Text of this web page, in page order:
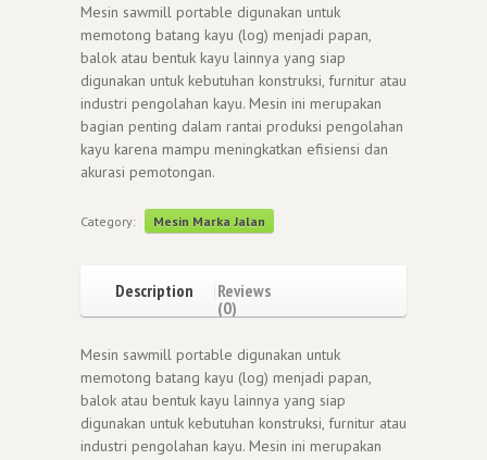
Mesin sawmill portable digunakan untuk
memotong batang kayu (log) menjadi papan,
balok atau bentuk kayu lainnya yang siap
digunakan untuk kebutuhan konstruksi, furnitur atau
industri pengolahan kayu. Mesin ini merupakan
bagian penting dalam rantai produksi pengolahan
kayu karena mampu meningkatkan efisiensi dan
akurasi pemotongan.
Category: Mesin Marka Jalan
Description
Reviews
(0)
Mesin sawmill portable digunakan untuk
memotong batang kayu (log) menjadi papan,
balok atau bentuk kayu lainnya yang siap
digunakan untuk kebutuhan konstruksi, furnitur atau
industri pengolahan kayu. Mesin ini merupakan